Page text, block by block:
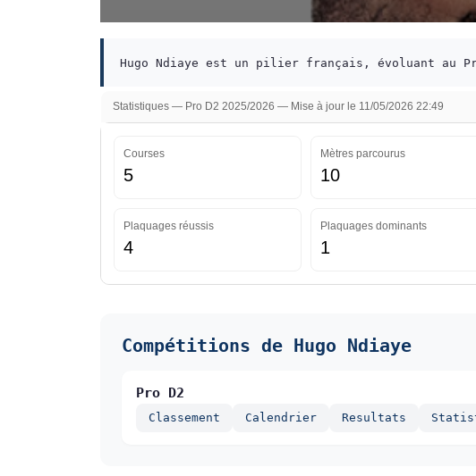
Hugo Ndiaye est un pilier français, évoluant au
Statistiques — Pro D2 2025/2026 — Mise à jour le 11/05/2026 22:49
Courses
5
Mètres parcourus
10
Plaquages réussis
4
Plaquages dominants
1
Compétitions de Hugo Ndiaye
Pro D2
Classement Calendrier Resultats